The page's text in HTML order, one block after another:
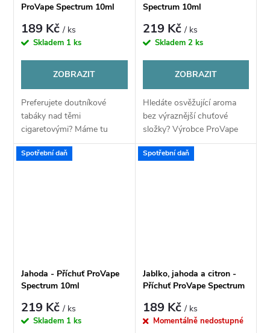
ProVape Spectrum 10ml
189 Kč/ ks
Skladem 1 ks
ZOBRAZIT
Preferujete doutníkové
tabáky nad těmi
cigaretovými? Máme tu
něco právě pro vás! Příchuť
Cuban Tobacco ze série
Spectrum 10ml
219 Kč/ ks
Skladem 2 ks
ZOBRAZIT
Hledáte osvěžující aroma
bez výraznější chuťové
složky? Výrobce ProVape
Spectrum představuje
tradiční kooladu. Tato
Spotřební daň
Jahoda - Příchuť ProVape
Spectrum 10ml
219 Kč/ ks
Skladem 1 ks
Spotřební daň
Jablko, jahoda a citron -
Příchuť ProVape Spectrum
189 Kč/ ks
Momentálně nedostupné